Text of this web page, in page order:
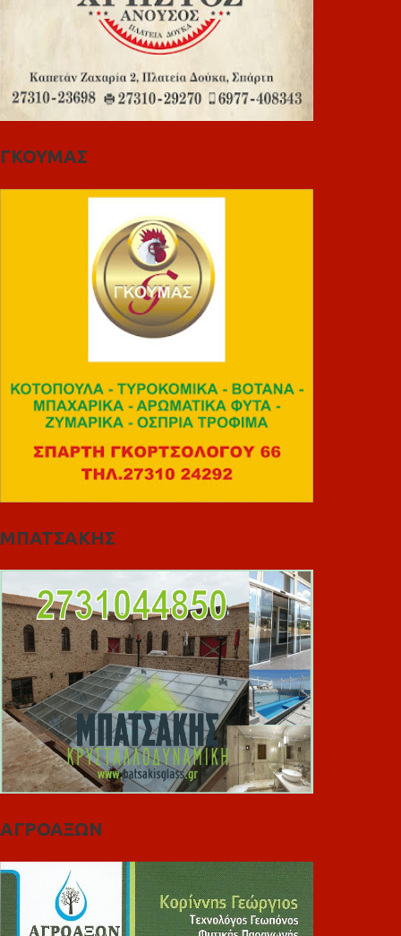
ΓΚΟΥΜΑΣ
ΜΠΑΤΣΑΚΗΣ
ΑΓΡΟΑΞΩΝ